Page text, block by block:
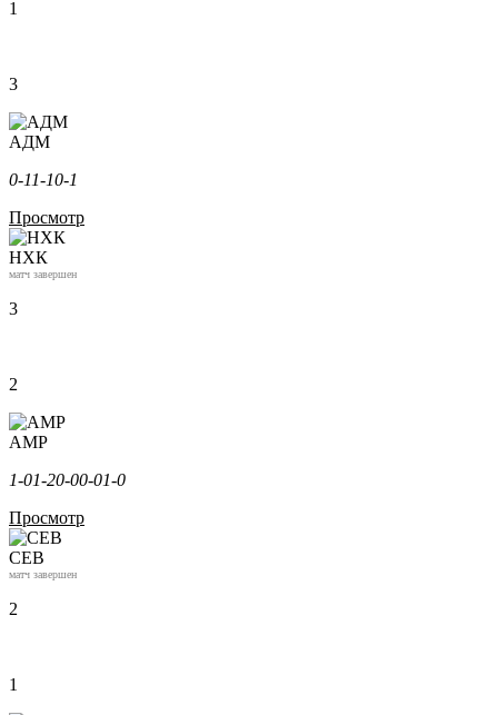
1
3
АДМ
0-11-10-1
Просмотр
НХК
матч завершен
3
2
АМР
1-01-20-00-01-0
Просмотр
СЕВ
матч завершен
2
1